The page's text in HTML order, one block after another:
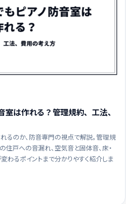
は作れる？管理規約、工法、
るのか、防音専門の視点で解説。管理規
住戸への音漏れ、空気音と固体音、床・
変わるポイントまで分かりやすく紹介しま